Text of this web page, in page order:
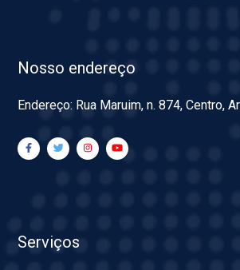
Nosso endereço
Endereço: Rua Maruim, n. 874, Centro,
Serviços